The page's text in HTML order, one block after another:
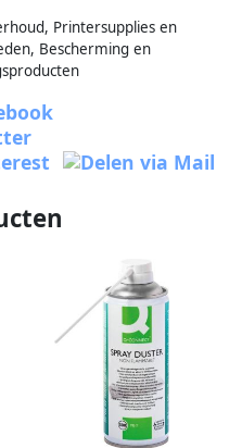
Printersupplies en
Bescherming en